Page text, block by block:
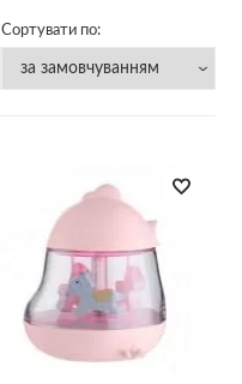
Сортувати по: